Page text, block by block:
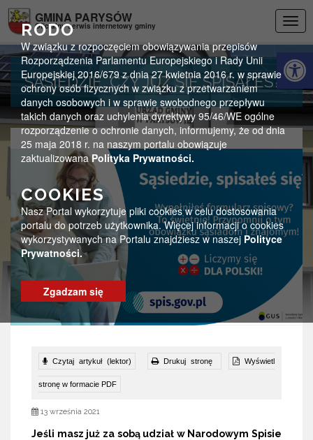
RODO
W związku z rozpoczęciem obowiązywania przepisów
Rozporządzenia Parlamentu Europejskiego i Rady Unii
Europejskiej 2016/679 z dnia 27 kwietnia 2016 r. w sprawie
ochrony osób fizycznych w związku z przetwarzaniem
danych osobowych i w sprawie swobodnego przepływu
takich danych oraz uchylenia dyrektywy 95/46/WE ogólne
rozporządzenie o ochronie danych, informujemy, że od dnia
25 maja 2018 r. na naszym portalu obowiązuje
zaktualizowanaPolityka Prywatności.
COOKIES
Nasz Portal wykorzytuje pliki cookies w celu dostosowania
portalu do potrzeb użytkownika. Więcej informacji o cookies
wykorzystywanych na Portalu znajdziesz w naszej Polityce
Prywatności.
Zgadzam się
GMINA PARYSÓW
Oficjalny serwis internetowy gminy
SĄSIEDZIE, CZY JUŻ SIĘ SPISAŁEŚ?
Czytaj artykuł (lektor) Drukuj stronę Wyświetl
stronę w formacie PDF
13 września 2021
Jeśli masz już za sobą udział w Narodowym Spisie